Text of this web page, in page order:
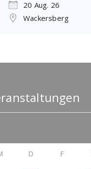
20 Aug. 26
Wackersberg
D F